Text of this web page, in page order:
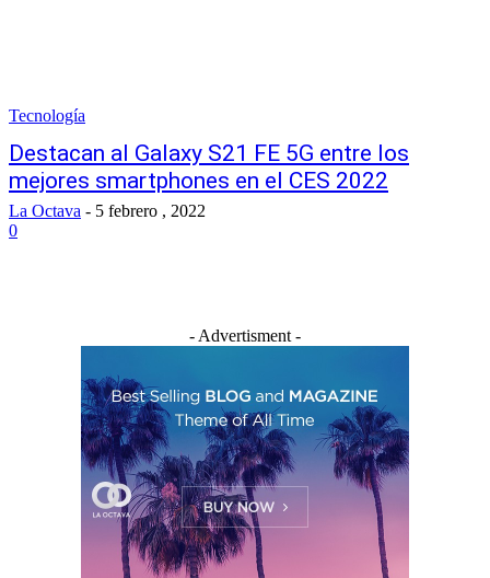
Tecnología
Destacan al Galaxy S21 FE 5G entre los
mejores smartphones en el CES 2022
La Octava - 5 febrero , 2022
0
- Advertisment -